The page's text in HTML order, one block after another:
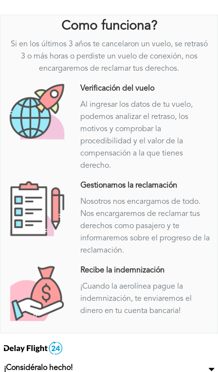
Como funciona?
Si en los últimos 3 años te cancelaron un vuelo, se retrasó
3 o más horas o perdiste un vuelo de conexión, nos
encargaremos de reclamar tus derechos.
Verificación del vuelo
Al ingresar los datos de tu vuelo,
podemos analizar el retraso, los
motivos y comprobar la
procedibilidad y el valor de la
compensación a la que tienes
derecho.
Gestionamos la reclamación
Nosotros nos encargamos de todo.
Nos encargaremos de reclamar tus
derechos como pasajero y te
informaremos sobre el progreso de la
reclamación.
Recibe la indemnización
¡Cuando la aerolínea pague la
indemnización, te enviaremos el
dinero en tu cuenta bancaria!
¡Considéralo hecho!